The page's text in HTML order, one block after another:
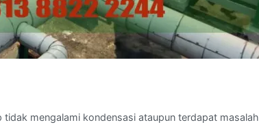
mengalami kondensasi ataupun terdapat masalah